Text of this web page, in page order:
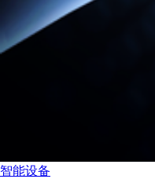
智能设备